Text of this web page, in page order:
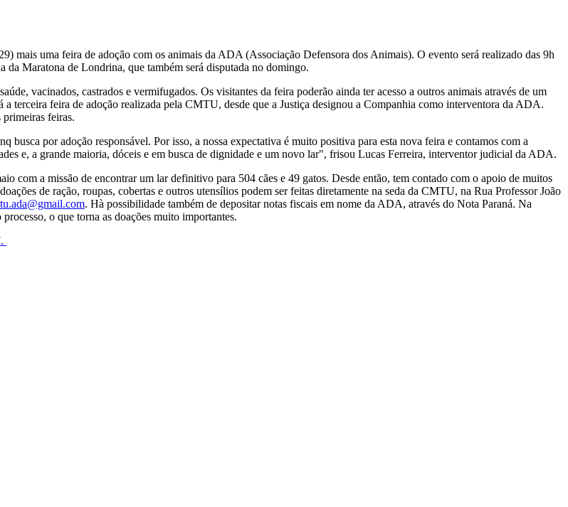
uma feira de adoção com os animais da ADA (Associação Defensora dos Animais). O evento será realizado das 9h
Maratona de Londrina, que também será disputada no domingo.
vacinados, castrados e vermifugados. Os visitantes da feira poderão ainda ter acesso a outros animais através de um
a terceira feira de adoção realizada pela CMTU, desde que a Justiça designou a Companhia como interventora da ADA.
feiras.
por adoção responsável. Por isso, a nossa expectativa é muito positiva para esta nova feira e contamos com a
e, a grande maioria, dóceis e em busca de dignidade e um novo lar", frisou Lucas Ferreira, interventor judicial da ADA.
com a missão de encontrar um lar definitivo para 504 cães e 49 gatos. Desde então, tem contado com o apoio de muitos
de ração, roupas, cobertas e outros utensílios podem ser feitas diretamente na seda da CMTU, na Rua Professor João
. Hà possibilidade também de depositar notas fiscais em nome da ADA, através do Nota Paraná. Na
o que torna as doações muito importantes.